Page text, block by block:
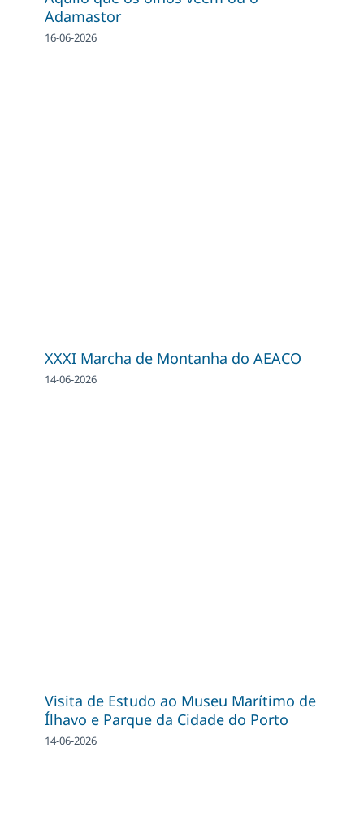
Adamastor
16-06-2026
XXXI Marcha de Montanha do AEACO
14-06-2026
Visita de Estudo ao Museu Marítimo de
Ílhavo e Parque da Cidade do Porto
14-06-2026